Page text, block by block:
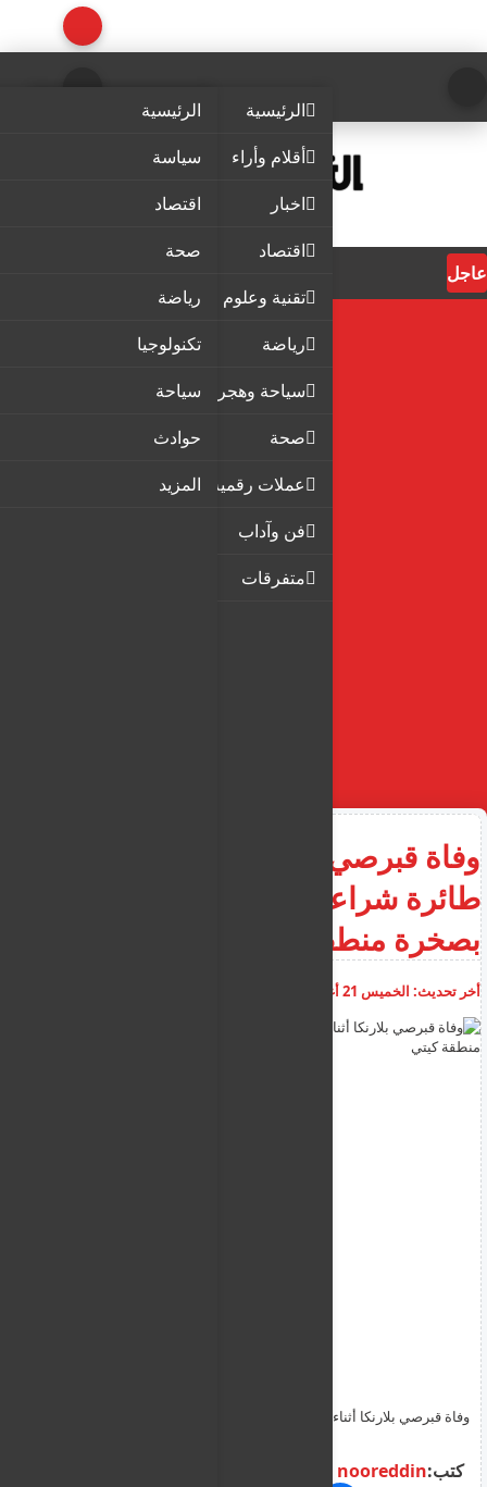
الرئيسية
أقلام وأراء
اخبار
اقتصاد
تقنية وعلوم
رياضة
سياحة وهجرة
صحة
عملات رقمية
فن وآداب
متفرقات
الرئيسية
سياسة
اقتصاد
صحة
رياضة
تكنولوجيا
سياحة
حوادث
المزيد
عاجل
وفاة قبرصي بلارنكا أثناء رحلة
طائرة شراعية، بعد أن اصطدم
بصخرة منطقة كيتي
أخر تحديث: الخميس 21 أغسطس 2025
وفاة قبرصي بلارنكا أثناء رحلة طائرة شراعية، بعد أن اصطدم بصخرة
كتب:nooreddin